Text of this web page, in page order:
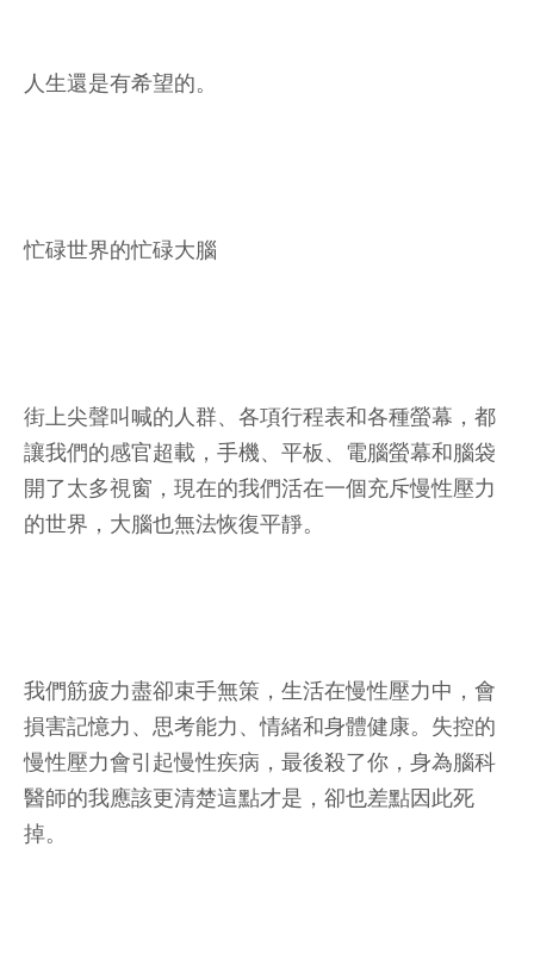
人生還是有希望的。
忙碌世界的忙碌大腦
街上尖聲叫喊的人群、各項行程表和各種螢幕，都
讓我們的感官超載，手機、平板、電腦螢幕和腦袋
開了太多視窗，現在的我們活在一個充斥慢性壓力
的世界，大腦也無法恢復平靜。
我們筋疲力盡卻束手無策，生活在慢性壓力中，會
損害記憶力、思考能力、情緒和身體健康。失控的
慢性壓力會引起慢性疾病，最後殺了你，身為腦科
醫師的我應該更清楚這點才是，卻也差點因此死
掉。